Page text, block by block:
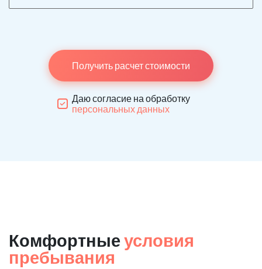
Получить расчет стоимости
Даю согласие на обработку
персональных данных
Комфортные условия
пребывания